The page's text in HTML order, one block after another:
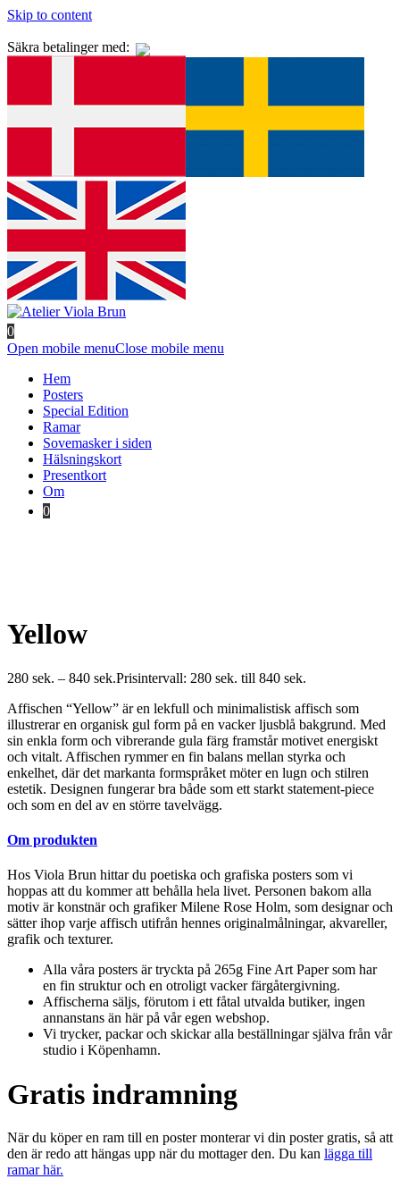
Skip to content
Säkra betalinger med:
0
Open mobile menuClose mobile menu
Hem
Posters
Special Edition
Ramar
Sovemasker i siden
Hälsningskort
Presentkort
Om
0
Yellow
280 sek. – 840 sek.Prisintervall: 280 sek. till 840 sek.
Affischen “Yellow” är en lekfull och minimalistisk affisch som
illustrerar en organisk gul form på en vacker ljusblå bakgrund. Med
sin enkla form och vibrerande gula färg framstår motivet energiskt
och vitalt. Affischen rymmer en fin balans mellan styrka och
enkelhet, där det markanta formspråket möter en lugn och stilren
estetik. Designen fungerar bra både som ett starkt statement-piece
och som en del av en större tavelvägg.
Om produkten
Hos Viola Brun hittar du poetiska och grafiska posters som vi
hoppas att du kommer att behålla hela livet. Personen bakom alla
motiv är konstnär och grafiker Milene Rose Holm, som designar och
sätter ihop varje affisch utifrån hennes originalmålningar, akvareller,
grafik och texturer.
Alla våra posters är tryckta på 265g Fine Art Paper som har
en fin struktur och en otroligt vacker färgåtergivning.
Affischerna säljs, förutom i ett fåtal utvalda butiker, ingen
annanstans än här på vår egen webshop.
Vi trycker, packar och skickar alla beställningar själva från vår
studio i Köpenhamn.
Gratis indramning
När du köper en ram till en poster monterar vi din poster gratis, så att
den är redo att hängas upp när du mottager den. Du kan lägga till
ramar här.